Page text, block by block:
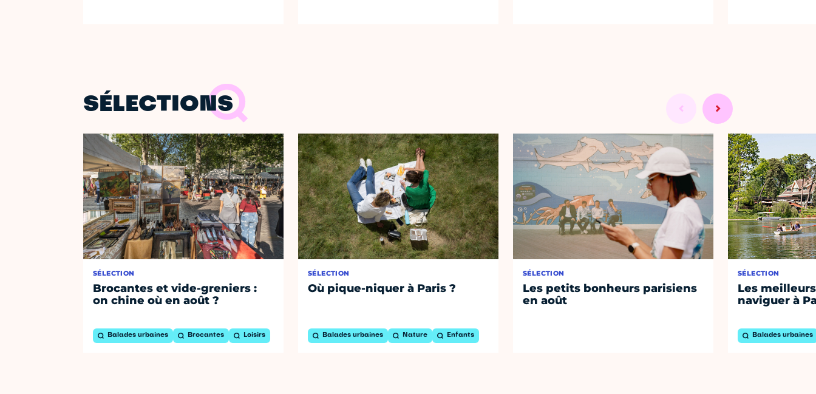
SÉLECTIONS
SÉLECTION
Brocantes et vide-greniers :
on chine où en août ?
Balades urbaines Brocantes Loisirs
SÉLECTION
Où pique-niquer à Paris ?
Balades urbaines Nature Enfants
SÉLECTION
Les petits bonheurs parisiens
en août
SÉLECTION
Les
naviguer à
Balades urbaines